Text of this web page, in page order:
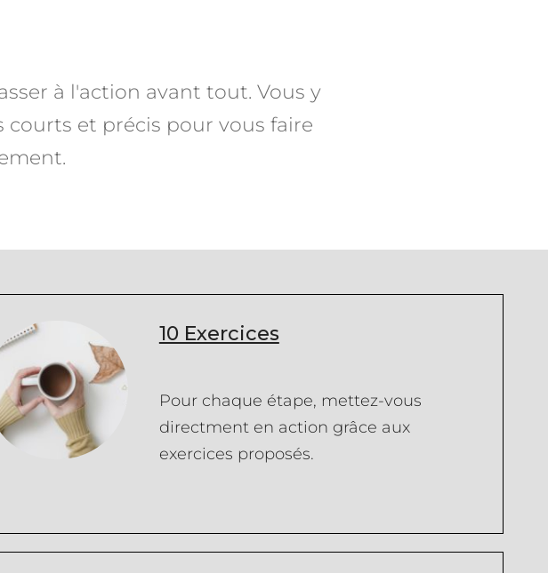
à l'action avant tout. Vous y
courts et précis pour vous faire
10 Exercices
Pour chaque étape, mettez-vous
directment en action grâce aux
exercices proposés.